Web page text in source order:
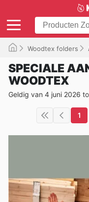
Woodtex folders
SPECIALE
WOODTEX
Geldig van 4 juni 2026
1